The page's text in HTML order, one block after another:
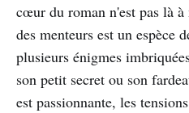
cœur du roman n'est pas là
des menteurs est un espèce
plusieurs énigmes
son petit secret ou son
est passionnante, les